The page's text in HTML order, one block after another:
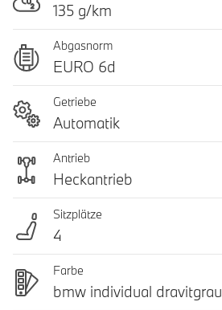
135 g/km
Abgasnorm
EURO 6d
Getriebe
Automatik
Antrieb
Heckantrieb
Sitzplätze
4
Farbe
bmw individual dravitgrau